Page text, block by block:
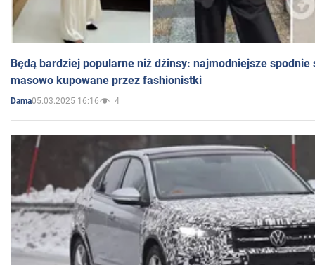
Będą bardziej popularne niż dżinsy: najmodniejsze spodnie
masowo kupowane przez fashionistki
Dama05.03.2025 16:16 4